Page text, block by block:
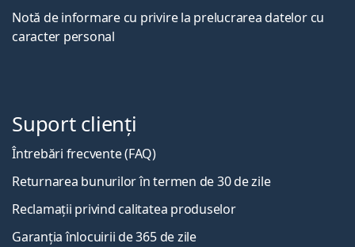
Notă de informare cu privire la prelucrarea datelor cu
caracter personal
Suport clienți
Întrebări frecvente (FAQ)
Returnarea bunurilor în termen de 30 de zile
Reclamații privind calitatea produselor
Garanția înlocuirii de 365 de zile